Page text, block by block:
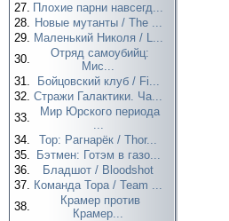
27. Плохие парни навсегд...
28. Новые мутанты / The ...
29. Маленький Николя / L...
30.
Отряд самоубийц:
Мис...
31.
Бойцовский клуб / Fi...
32. Стражи Галактики. Ча...
33.
Мир Юрского периода
...
34.
Тор: Рагнарёк / Thor...
35.
Бэтмен: Готэм в газо...
36.
Бладшот / Bloodshot
37. Команда Тора / Team ...
38.
Крамер против
Крамер...